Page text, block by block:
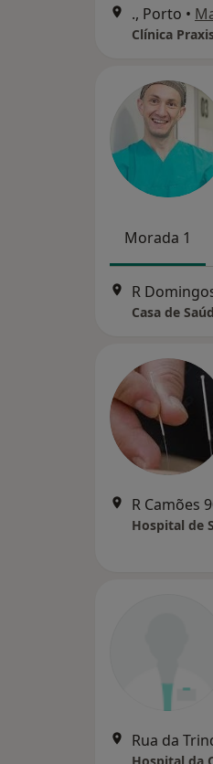
., Porto •
Morada 1
R
Casa de
R Camões
Rua da